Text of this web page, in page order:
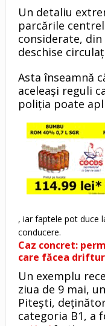
Un detaliu
parcările
considerate,
deschise
Asta înseamnă
aceleași reguli
poliția poate
, iar faptele pot duce
conducere.
Caz concret:
care făcea
Un exemplu
ziua de 9 mai,
Pitești,
categoria B1, a